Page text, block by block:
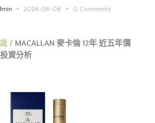
2024-08-08 0 Comments
/ MACALLAN 麥卡倫 12年 近五年價
資分析